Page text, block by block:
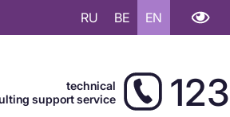
RU BE EN
technical
support service
123